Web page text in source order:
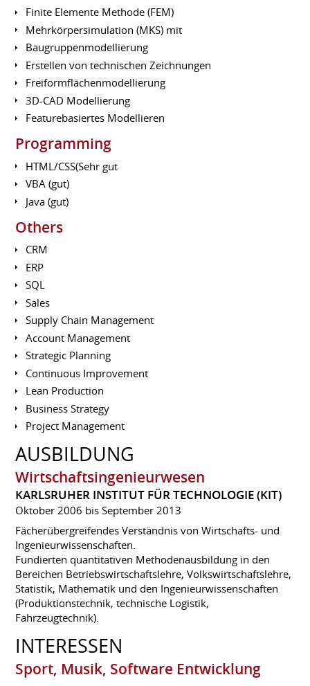
Finite Elemente Methode (FEM)
Mehrkörpersimulation (MKS) mit
Baugruppenmodellierung
Erstellen von technischen Zeichnungen
Freiformflächenmodellierung
3D-CAD Modellierung
Featurebasiertes Modellieren
Programming
HTML/CSS(Sehr gut
VBA (gut)
Java (gut)
Others
CRM
ERP
SQL
Sales
Supply Chain Management
Account Management
Strategic Planning
Continuous Improvement
Lean Production
Business Strategy
Project Management
AUSBILDUNG
Wirtschaftsingenieurwesen
KARLSRUHER INSTITUT FÜR TECHNOLOGIE (KIT)
Oktober 2006 bis September 2013
Fächerübergreifendes Verständnis von Wirtschafts- und
Ingenieurwissenschaften.
Fundierten quantitativen Methodenausbildung in den
Bereichen Betriebswirtschaftslehre, Volkswirtschaftslehre,
Statistik, Mathematik und den Ingenieurwissenschaften
(Produktionstechnik, technische Logistik,
Fahrzeugtechnik).
INTERESSEN
Sport, Musik, Software Entwicklung